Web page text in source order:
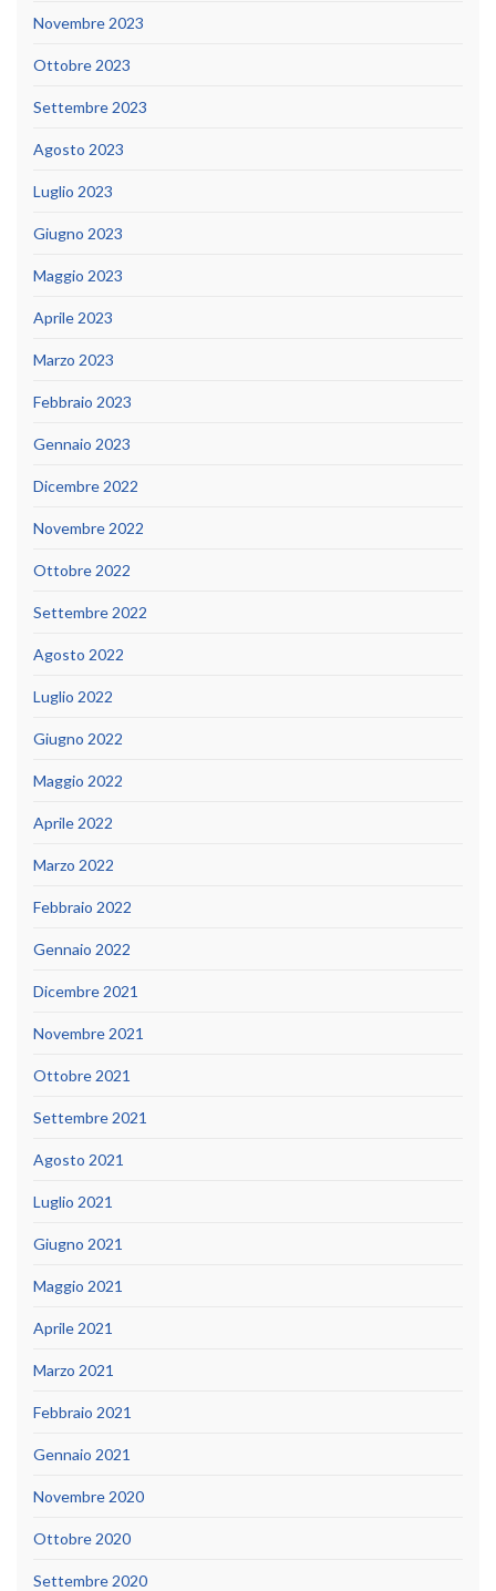
Novembre 2023
Ottobre 2023
Settembre 2023
Agosto 2023
Luglio 2023
Giugno 2023
Maggio 2023
Aprile 2023
Marzo 2023
Febbraio 2023
Gennaio 2023
Dicembre 2022
Novembre 2022
Ottobre 2022
Settembre 2022
Agosto 2022
Luglio 2022
Giugno 2022
Maggio 2022
Aprile 2022
Marzo 2022
Febbraio 2022
Gennaio 2022
Dicembre 2021
Novembre 2021
Ottobre 2021
Settembre 2021
Agosto 2021
Luglio 2021
Giugno 2021
Maggio 2021
Aprile 2021
Marzo 2021
Febbraio 2021
Gennaio 2021
Novembre 2020
Ottobre 2020
Settembre 2020